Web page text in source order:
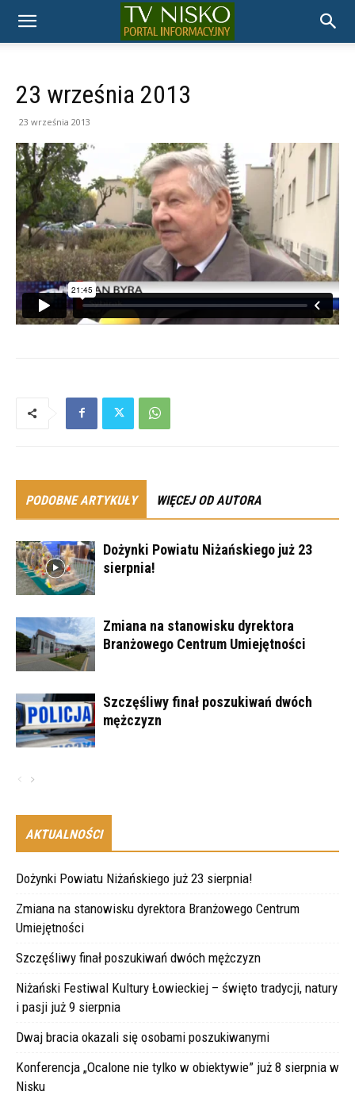
TELEWIZJA
NISKO
23 września 2013
23 września 2013
PODOBNE ARTYKUŁY WIĘCEJ OD AUTORA
Dożynki Powiatu Niżańskiego już 23
sierpnia!
Zmiana na stanowisku dyrektora
Branżowego Centrum Umiejętności
Szczęśliwy finał poszukiwań dwóch
mężczyzn
AKTUALNOŚCI
Dożynki Powiatu Niżańskiego już 23 sierpnia!
Zmiana na stanowisku dyrektora Branżowego Centrum
Umiejętności
Szczęśliwy finał poszukiwań dwóch mężczyzn
Niżański Festiwal Kultury Łowieckiej – święto tradycji, natury
i pasji już 9 sierpnia
Dwaj bracia okazali się osobami poszukiwanymi
Konferencja „Ocalone nie tylko w obiektywie” już 8 sierpnia w
Nisku